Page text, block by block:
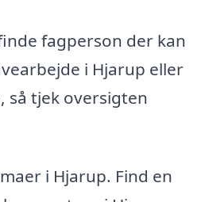
fagperson der kan
i Hjarup eller
så tjek oversigten
i Hjarup. Find en